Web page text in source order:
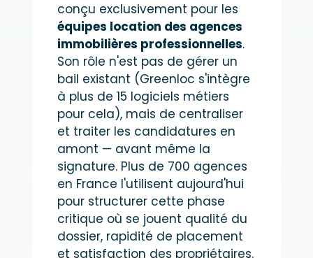
conçu exclusivement pour les
équipes location des agences
immobilières professionnelles.
Son rôle n'est pas de gérer un
bail existant (Greenloc s'intègre
à plus de 15 logiciels métiers
pour cela), mais de centraliser
et traiter les candidatures en
amont — avant même la
signature. Plus de 700 agences
en France l'utilisent aujourd'hui
pour structurer cette phase
critique où se jouent qualité du
dossier, rapidité de placement
et satisfaction des propriétaires.